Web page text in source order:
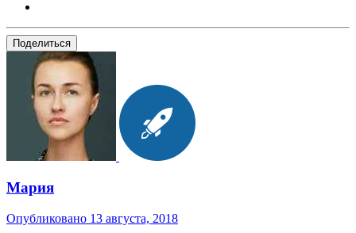
Поделиться
Мария
Опубликовано 13 августа, 2018